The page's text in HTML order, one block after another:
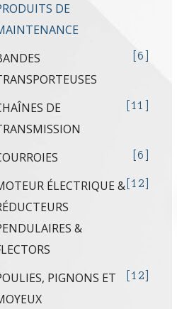
DE
6
DE
11
6
ÉLECTRIQUE &
&
12
PIGNONS ET
12